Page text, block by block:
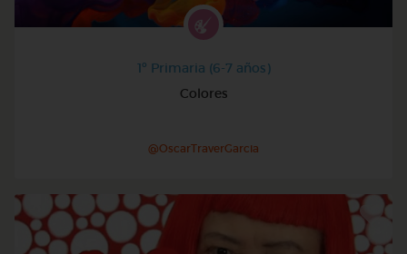
1º Primaria (6-7 años)
Colores
@OscarTraverGarcia